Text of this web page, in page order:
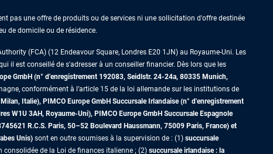
pas une offre de produits ou de services ni une sollicitation d'offre destinée
de domicile ou de résidence.
(FCA) (12 Endeavour Square, Londres E20 1JN) au Royaume-Uni. Les
il est conseillé de s'adresser à un conseiller financier. Dès lors que les
GmbH (n° d'enregistrement 192083, Seidlstr. 24-24a, 80335 Munich,
conformément à l’article 15 de la loi allemande sur les institutions de
Italie), PIMCO Europe GmbH Succursale Irlandaise (n° d'enregistrement
W1U 3AH, Royaume-Uni), PIMCO Europe GmbH Succursale Espagnole
R.C.S. Paris, 50–52 Boulevard Haussmann, 75009 Paris, France) et
Unis) sont en outre soumises à la supervision de : (1) succursale
consolidée de la Loi de finances italienne ; (2) succursale irlandaise : la